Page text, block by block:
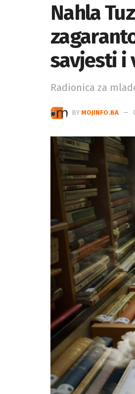
Nahla
savjesti i
Radionica za
BY MOJINFO.BA